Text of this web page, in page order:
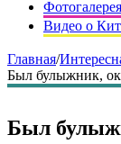
Фотогалерея
Видео о
Главная/
Был булыжник,
Был